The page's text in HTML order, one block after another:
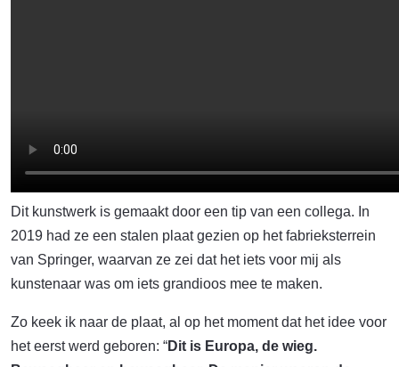
Dit kunstwerk is gemaakt door een tip van een collega. In
2019 had ze een stalen plaat gezien op het fabrieksterrein
van Springer, waarvan ze zei dat het iets voor mij als
kunstenaar was om iets grandioos mee te maken.
Zo keek ik naar de plaat, al op het moment dat het idee voor
het eerst werd geboren: “Dit is Europa, de wieg.